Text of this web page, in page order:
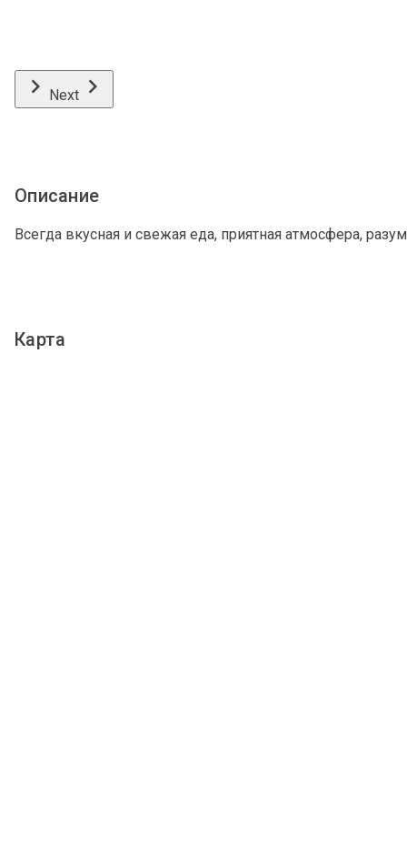
Next
Описание
Всегда вкусная и свежая еда, приятная атмосфера,
Карта